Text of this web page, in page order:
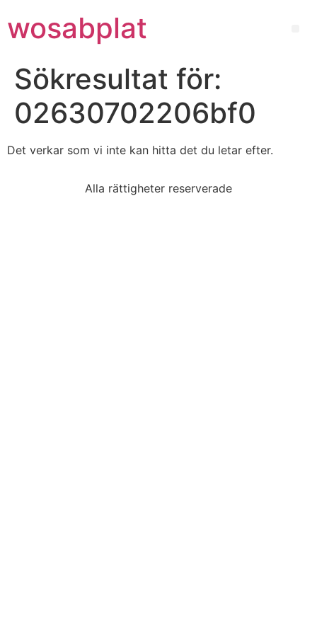
wosabplat
Sökresultat för:
02630702206bf0
Det verkar som vi inte kan hitta det du letar efter.
Alla rättigheter reserverade